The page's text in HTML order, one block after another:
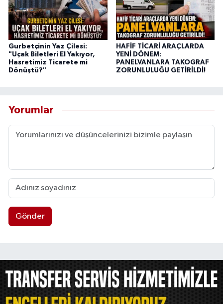
Gurbetçinin Yaz Çilesi:
"Uçak Biletleri El Yakıyor,
Hasretimiz Ticarete mi
Dönüştü?"
HAFİF TİCARİ ARAÇLARDA
YENİ DÖNEM:
PANELVANLARA TAKOGRAF
ZORUNLULUĞU GETİRİLDİ!
Yorumlar
Gönder